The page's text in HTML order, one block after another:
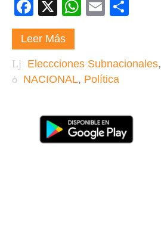
Facebook
X WhatsApp
Email
Leer Más
Eleccciones Subnacionales,
NACIONAL, Política